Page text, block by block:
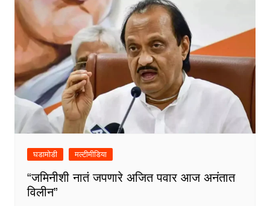
घडामोडी मल्टीमीडिया
“जमिनीशी नातं जपणारे अजित पवार आज अनंतात
विलीन”